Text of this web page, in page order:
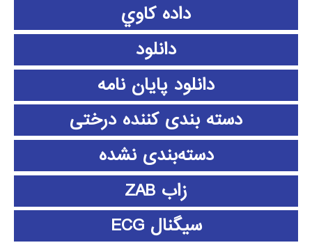
داده كاوي
دانلود
دانلود پايان نامه
دسته بندی کننده درختی
دسته‌بندی نشده
زاب ZAB
سیگنال ECG